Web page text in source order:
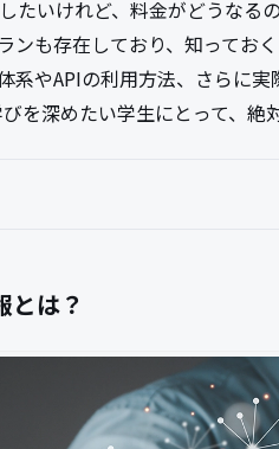
たいけれど、料金がどうなる
ンも存在しており、知ってお
系やAPIの利用方法、さらに
を深めたい学生にとって、絶
は？